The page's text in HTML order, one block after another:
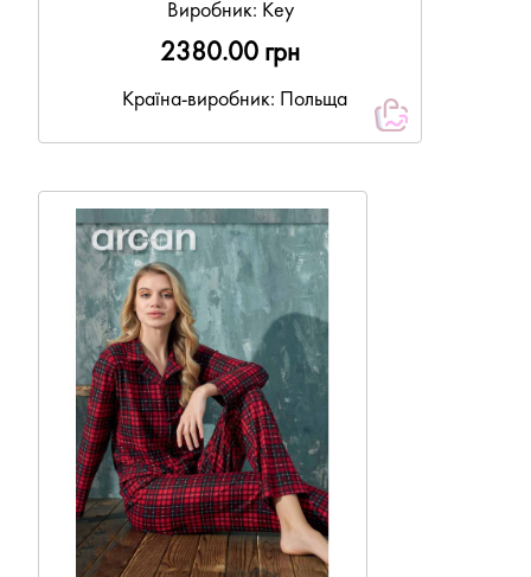
Виробник: Key
2380.00 грн
Країна-виробник: Польща
NEW